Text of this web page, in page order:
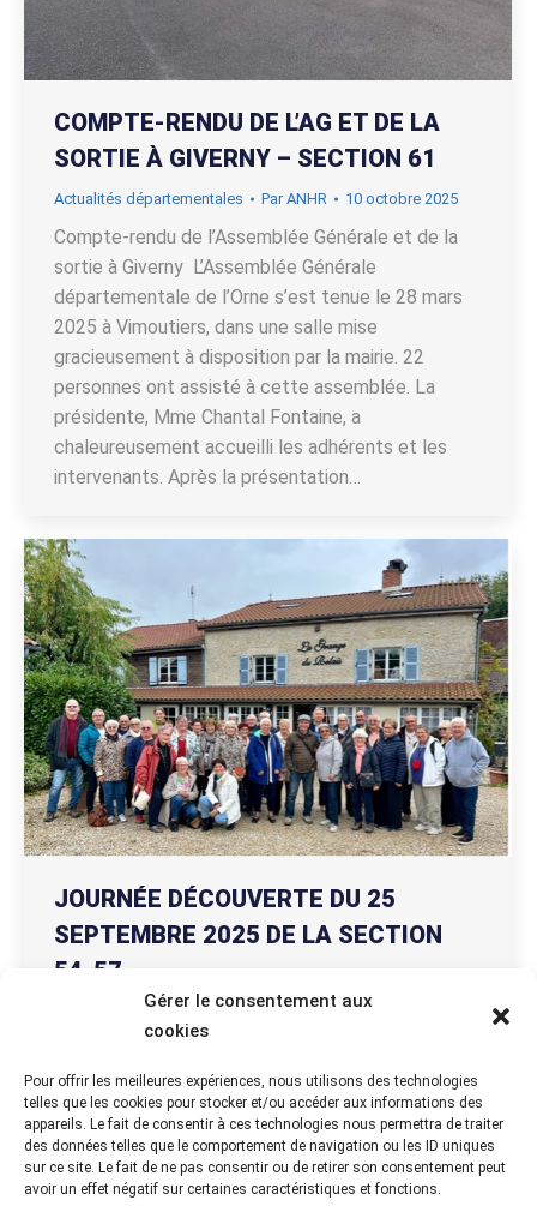
Gérer le consentement aux
cookies
Pour offrir les meilleures expériences, nous utilisons des technologies
telles que les cookies pour stocker et/ou accéder aux informations des
appareils. Le fait de consentir à ces technologies nous permettra de traiter
des données telles que le comportement de navigation ou les ID uniques
sur ce site. Le fait de ne pas consentir ou de retirer son consentement peut
avoir un effet négatif sur certaines caractéristiques et fonctions.
COMPTE-RENDU DE L’AG ET DE LA
SORTIE À GIVERNY – SECTION 61
Actualités départementales ParANHR 10 octobre 2025
Compte-rendu de l’Assemblée Générale et de la
sortie à Giverny L’Assemblée Générale
départementale de l’Orne s’est tenue le 28 mars
2025 à Vimoutiers, dans une salle mise
gracieusement à disposition par la mairie. 22
personnes ont assisté à cette assemblée. La
présidente, Mme Chantal Fontaine, a
chaleureusement accueilli les adhérents et les
intervenants. Après la présentation…
JOURNÉE DÉCOUVERTE DU 25
SEPTEMBRE 2025 DE LA SECTION
54-57
Actualités départementales ParANHR 10 octobre 2025
visualiser le compte rendu au format PDF. La
Boisserie Le jeudi 25 septembre 2025, le bureau
de la section 54-57 a organisé une sortie
découverte à Colombey les Deux Églises. Un
programme chargé d’histoire a été proposé aux 36